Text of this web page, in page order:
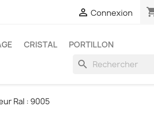
 Connexion
CRISTAL PORTILLON
search
Ral : 9005